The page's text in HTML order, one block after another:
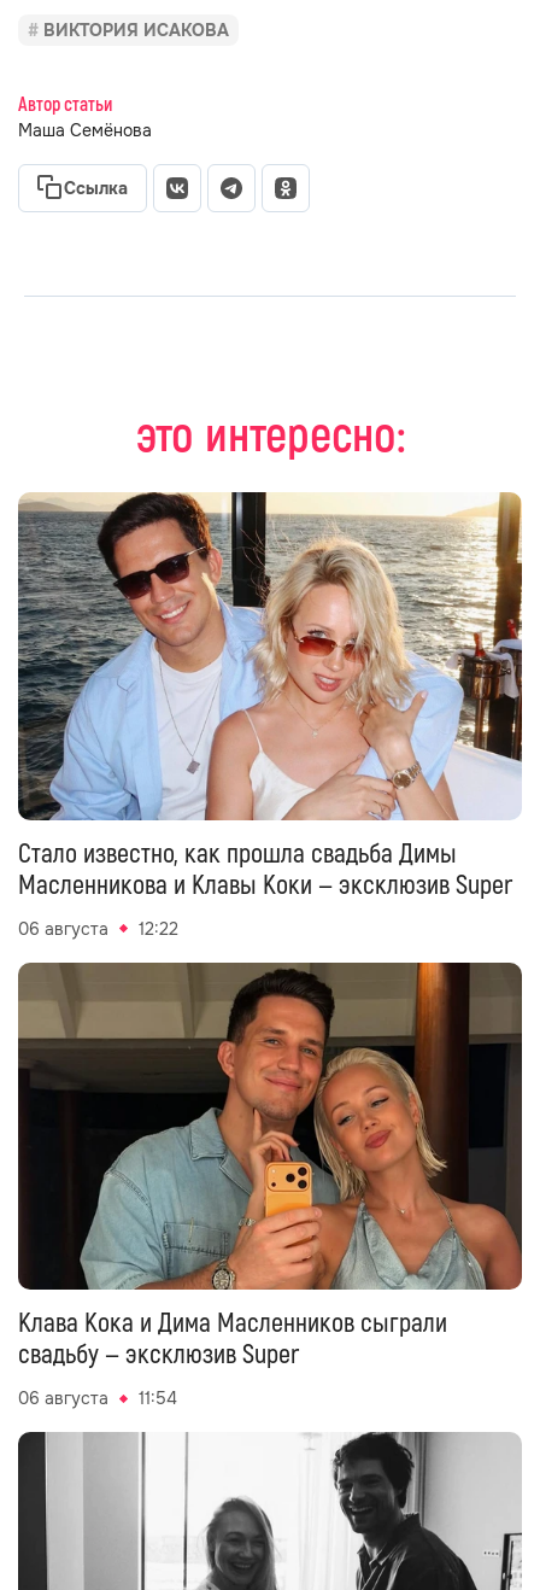
ВИКТОРИЯ ИСАКОВА
Автор статьи
Маша Семёнова
Ссылка
это интересно:
Стало известно, как прошла свадьба Димы
Масленникова и Клавы Коки — эксклюзив Super
06 августа 12:22
Клава Кока и Дима Масленников сыграли
свадьбу — эксклюзив Super
06 августа 11:54